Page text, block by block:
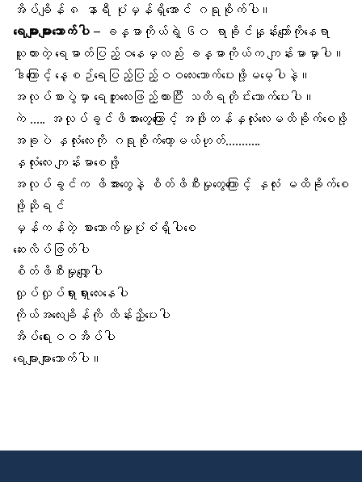
အိပ်ချိန် ၈ နာရီ ပုံမှန်ရှိအောင် ဂရုစိုက်ပါ။
ရေများများသောက်ပါ – ခန္ဓာကိုယ်ရဲ့ ၆၀ ရာခိုင်နှုန်းကျော်ကိုနေရာ
ယူထားတဲ့ ရေဓာတ်ပြည့်ဝနေမှလည်း ခန္ဓာကိုယ်က ကျန်းမာမှာပါ။
ဒါကြောင့် နေ့စဉ်ရေပြည့်ပြည့်ဝဝလေးသောက်ပေးဖို့မမေ့ပါနဲ့။
အလုပ်စားပွဲမှာ ရေဘူးလေးဖြည့်ထားပြီး သတိရတိုင်းသောက်ပေးပါ။
ကဲ ….. အလုပ်ခွင်ဖိအားတွေကြောင့် အဖိုးတန်နှလုံးလေးမထိခိုက်စေဖို့
အခုပဲ နှလုံးလေးကို ဂရုစိုက်တော့မယ်ဟုတ်………..
နှလုံးလေး ကျန်းမာစေဖို့
အလုပ်ခွင်က ဖိအားတွေနဲ့ စိတ်ဖိစီးမှုတွေကြောင့် နှလုံး မထိခိုက်စေ
ဖို့ဆိုရင်
မှန်ကန်တဲ့ စားသောက်မှုပုံစံရှိပါစေ
ဆေးလိပ်ဖြတ်ပါ
စိတ်ဖိစီးမှုလျှော့ပါ
လှုပ်လှုပ်ရှားရှားလေးနေပါ
ကိုယ်အလေးချိန် ကို ထိန်းညှိပေးပါ
အိပ်ရေးဝဝအိပ်ပါ
ရေများများသောက်ပါ ။